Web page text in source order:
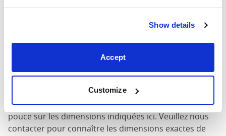
Show details
Accept
Customize
Dimensions du matelas: La taille de matelas requise
Longueur
: La hauteur maximale de la tête du lit
Hauteur du pied: La hauteur maximale du pied du lit
Ces dimensions sont les dimensions extérieures du
cadre de lit. Il peut y avoir une variation de jusqu'à un
pouce sur les dimensions indiquées ici. Veuillez nous
contacter pour connaître les dimensions exactes de